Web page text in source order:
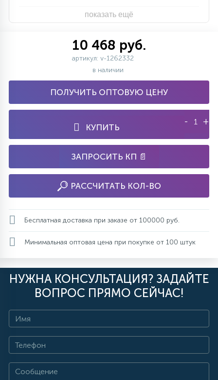
показать ещё
10 468 руб.
артикул: v-1262332
в наличии
ПОЛУЧИТЬ ОПТОВУЮ ЦЕНУ
КУПИТЬ
- +
ЗАПРОСИТЬ КП 📄
РАССЧИТАТЬ КОЛ-ВО
Бесплатная доставка при заказе от 100000 руб.
Минимальная оптовая цена при покупке от 100 штук
НУЖНА КОНСУЛЬТАЦИЯ? ЗАДАЙТЕ
ВОПРОС ПРЯМО СЕЙЧАС!